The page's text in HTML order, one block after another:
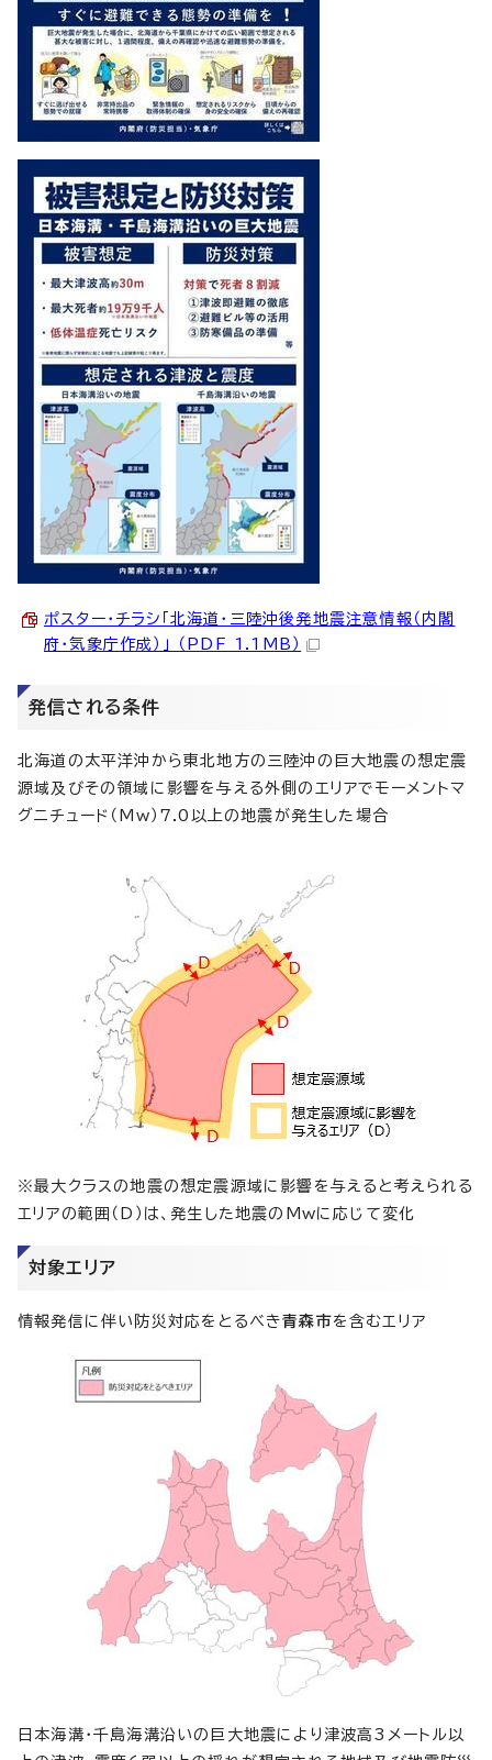
ポスター・チラシ「北海道・三陸沖後発地震注意情報（内閣
府・気象庁作成）」 （PDF 1.1MB）
発信される条件
北海道の太平洋沖から東北地方の三陸沖の巨大地震の想定震
源域及びその領域に影響を与える外側のエリアでモーメントマ
グニチュード（Mw）7.0以上の地震が発生した場合
※最大クラスの地震の想定震源域に影響を与えると考えられる
エリアの範囲（D）は、発生した地震のMwに応じて変化
対象エリア
情報発信に伴い防災対応をとるべき青森市を含むエリア
日本海溝・千島海溝沿いの巨大地震により津波高3メートル以